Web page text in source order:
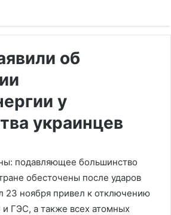
об
у
украинцев
подавляющее большинство
обесточены после ударов
23 ноября привел к отключению
ГЭС, а также всех атомных